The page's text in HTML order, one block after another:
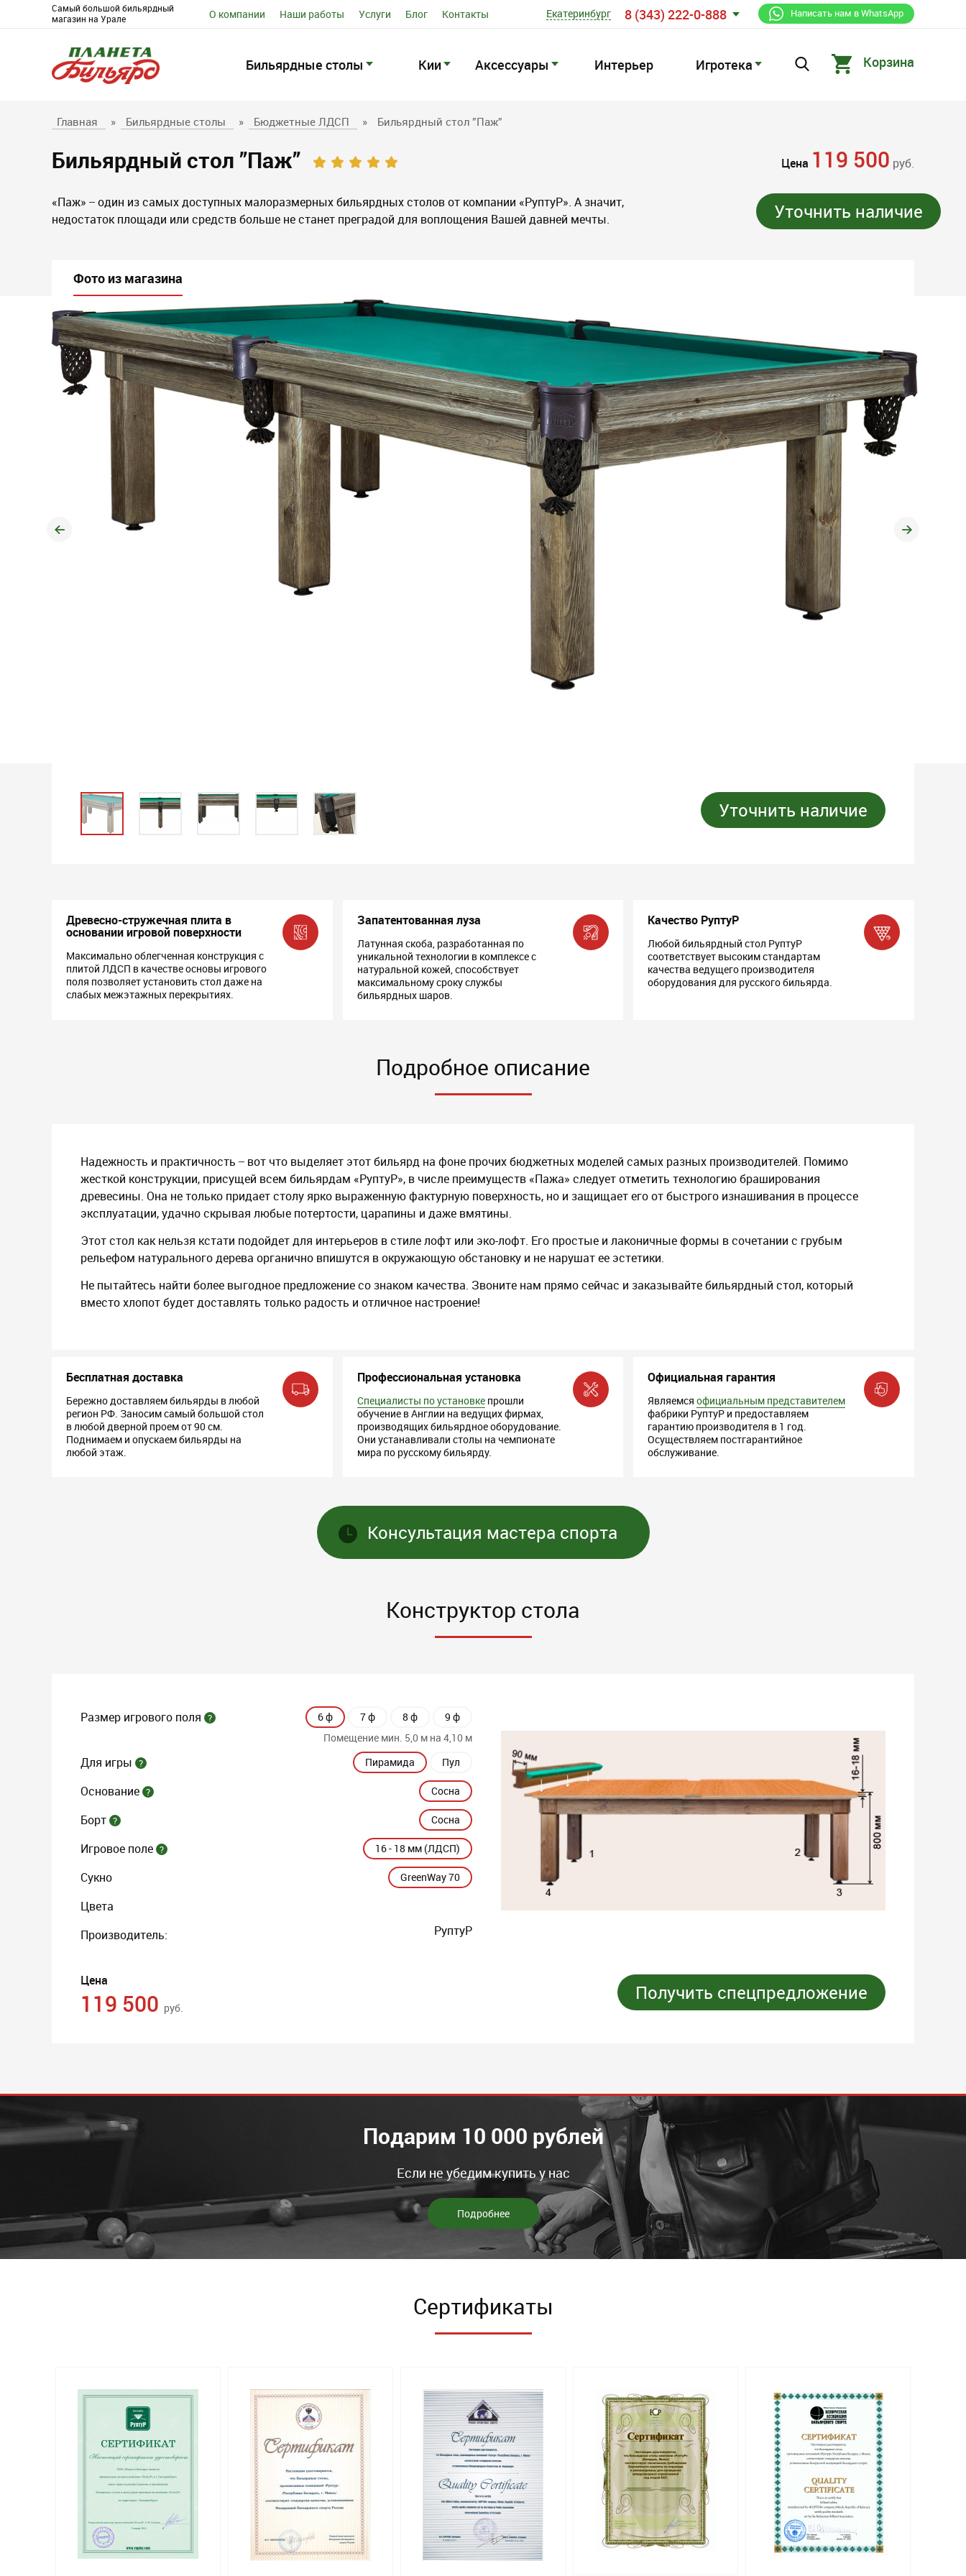
Самый большой бильярдный
магазин на Урале
Написать нам в WhatsApp
О компании Наши работы Услуги Блог Контакты Екатеринбург 8 (343) 222-0-888
Бильярдные столы Кии Аксессуары Интерьер Игротека Корзина
Главная » Бильярдные столы » Бюджетные ЛДСП » Бильярдный стол ”Паж”
Бильярдный стол ”Паж” Цена 119 500 руб.
Уточнить наличие
«Паж» ̶ один из самых доступных малоразмерных бильярдных столов от компании «РуптуР». А значит,
недостаток площади или средств больше не станет преградой для воплощения Вашей давней мечты.
Фото из магазина
Уточнить наличие
Древесно-стружечная плита в
основании игровой поверхности
Максимально облегченная конструкция с
плитой ЛДСП в качестве основы игрового
поля позволяет установить стол даже на
слабых межэтажных перекрытиях.
Запатентованная луза
Латунная скоба, разработанная по
уникальной технологии в комплексе с
натуральной кожей, способствует
максимальному сроку службы
бильярдных шаров.
Качество РуптуР
Любой бильярдный стол РуптуР
соответствует высоким стандартам
качества ведущего производителя
оборудования для русского бильярда.
Подробное описание
Надежность и практичность ̶ вот что выделяет этот бильярд на фоне прочих бюджетных моделей самых разных производителей. Помимо
жесткой конструкции, присущей всем бильярдам «РуптуР», в числе преимуществ «Пажа» следует отметить технологию браширования
древесины. Она не только придает столу ярко выраженную фактурную поверхность, но и защищает его от быстрого изнашивания в процессе
эксплуатации, удачно скрывая любые потертости, царапины и даже вмятины.
Этот стол как нельзя кстати подойдет для интерьеров в стиле лофт или эко-лофт. Его простые и лаконичные формы в сочетании с грубым
рельефом натурального дерева органично впишутся в окружающую обстановку и не нарушат ее эстетики.
Не пытайтесь найти более выгодное предложение со знаком качества. Звоните нам прямо сейчас и заказывайте бильярдный стол, который
вместо хлопот будет доставлять только радость и отличное настроение!
Бесплатная доставка
Бережно доставляем бильярды в любой
регион РФ. Заносим самый большой стол
в любой дверной проем от 90 см.
Поднимаем и опускаем бильярды на
любой этаж.
Профессиональная установка
Специалисты по установкепрошли
обучение в Англии на ведущих фирмах,
производящих бильярдное оборудование.
Они устанавливали столы на чемпионате
мира по русскому бильярду.
Официальная гарантия
Являемсяофициальным представителем
фабрики РуптуР и предоставляем
гарантию производителя в 1 год.
Осуществляем постгарантийное
обслуживание.
Консультация мастера спорта
Конструктор стола
Размер игрового поля ? 6 ф 7 ф 8 ф
9 ф
Помещение мин. 5,0 м на 4,10 м
Для игры ? Пирамида Пул
Основание ? Сосна
Борт ? Сосна
Игровое поле ? 16 - 18 мм (ЛДСП)
Сукно GreenWay 70
Цвета
Производитель:
РуптуР
Цена
119 500 руб.
Получить спецпредложение
Подарим 10 000 рублей
Если не убедим купить у нас
Подробнее
Сертификаты